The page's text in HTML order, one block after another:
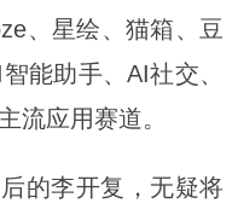
、星绘、猫箱、豆
能助手、AI社交、
流应用赛道。
的李开复，无疑将